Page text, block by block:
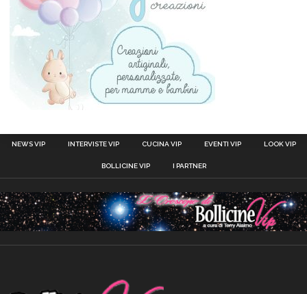
NEWS VIP INTERVISTE VIP CUCINA VIP EVENTI VIP LOOK VIP
BOLLICINE VIP I PARTNER